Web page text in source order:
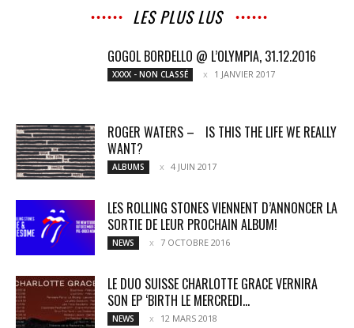
LES PLUS LUS
GOGOL BORDELLO @ L’OLYMPIA, 31.12.2016
XXXX - NON CLASSÉ 1 JANVIER 2017
ROGER WATERS – IS THIS THE LIFE WE REALLY
WANT?
ALBUMS 4 JUIN 2017
LES ROLLING STONES VIENNENT D’ANNONCER LA
SORTIE DE LEUR PROCHAIN ALBUM!
NEWS 7 OCTOBRE 2016
LE DUO SUISSE CHARLOTTE GRACE VERNIRA
SON EP ‘BIRTH LE MERCREDI...
NEWS 12 MARS 2018